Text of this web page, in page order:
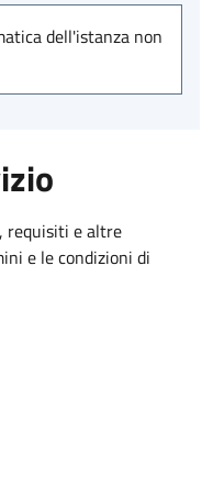
dell'istanza non
requisiti e altre
e le condizioni di